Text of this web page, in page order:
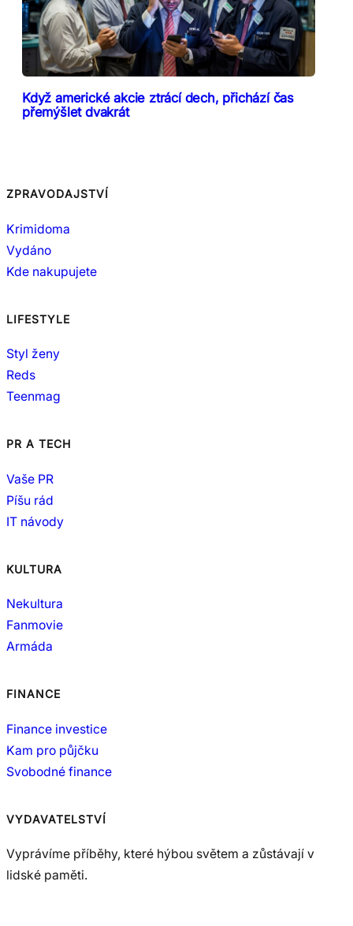
Když americké akcie ztrácí dech, přichází čas
přemýšlet dvakrát
ZPRAVODAJSTVÍ
Krimidoma
Vydáno
Kde nakupujete
LIFESTYLE
Styl ženy
Reds
Teenmag
PR A TECH
Vaše PR
Píšu rád
IT návody
KULTURA
Nekultura
Fanmovie
Armáda
FINANCE
Finance investice
Kam pro půjčku
Svobodné finance
VYDAVATELSTVÍ
Vyprávíme příběhy, které hýbou světem a zůstávají v
lidské paměti.